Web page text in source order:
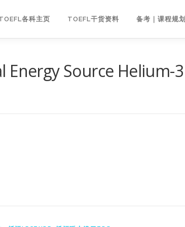
各科主页 TOEFL干货资料 备考｜课程规划
Energy Source Helium-3